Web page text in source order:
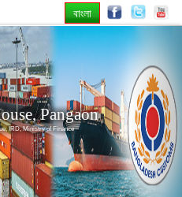
বাংলা
Pangaon
IRD, Ministry of Finance